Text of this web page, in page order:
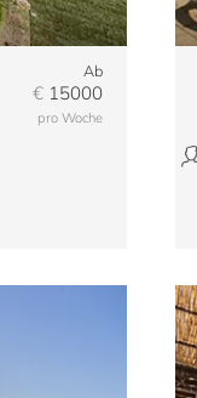
Ab
€15000
pro Woche